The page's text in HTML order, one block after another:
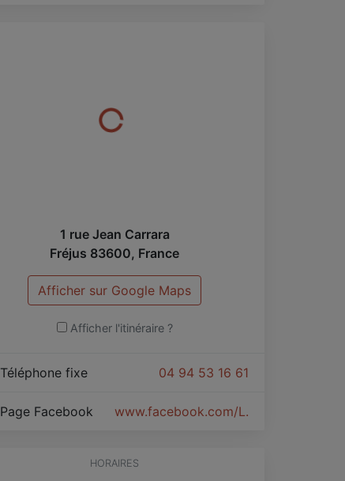
1 rue Jean Carrara
Fréjus 83600, France
Afficher sur Google Maps
Afficher l'itinéraire ?
04 94 53 16 61
Téléphone fixe
www.facebook.com/
Page Facebook
HORAIRES